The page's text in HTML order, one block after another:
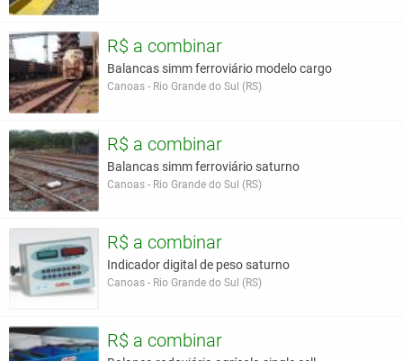
R$ a combinar
Balancas simm ferroviário modelo cargo
Canoas - Rio Grande do Sul (RS)
R$ a combinar
Balancas simm ferroviário saturno
Canoas - Rio Grande do Sul (RS)
R$ a combinar
Indicador digital de peso saturno
Canoas - Rio Grande do Sul (RS)
R$ a combinar